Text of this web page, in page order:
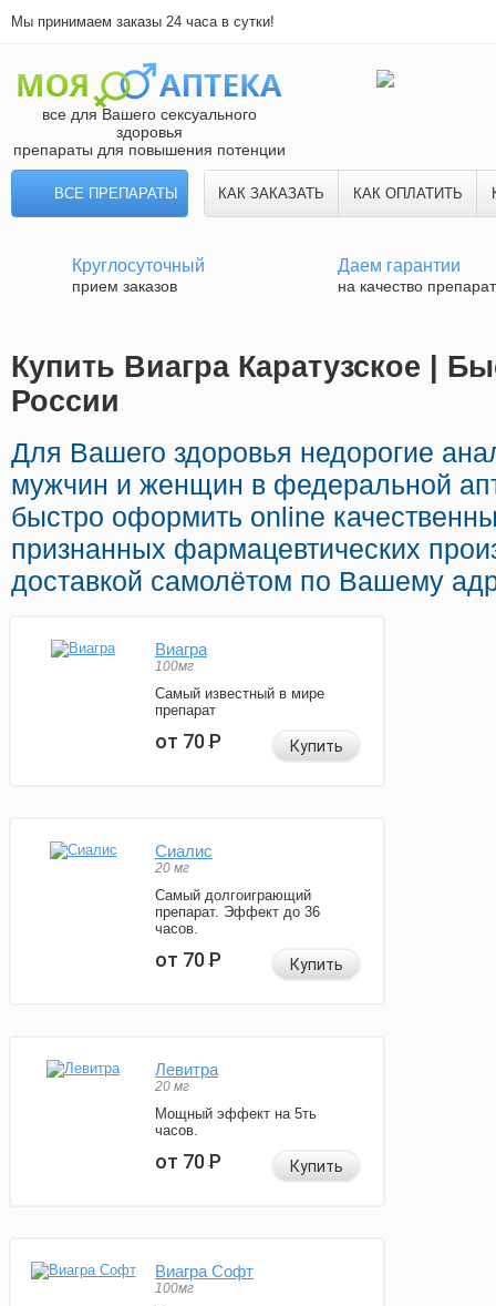
Мы принимаем заказы 24 часа в сутки!
все для Вашего сексуального
здоровья
препараты для повышения потенции
ВСЕ ПРЕПАРАТЫ КАК ЗАКАЗАТЬ КАК ОПЛАТИТЬ
Круглосуточный
прием заказов
Даем гарантии
на качество
Купить Виагра Каратузское |
России
Для Вашего здоровья недорогие
мужчин и женщин в федеральной
быстро оформить online
признанных фармацевтических
доставкой самолётом по Вашему
Виагра
100мг
Самый известный в мире
препарат
от 70Р Купить
Сиалис
20 мг
Самый долгоиграющий
препарат. Эффект до 36
часов.
от 70Р Купить
Левитра
20 мг
Мощный эффект на 5ть
часов.
от 70Р Купить
Виагра Софт
100мг